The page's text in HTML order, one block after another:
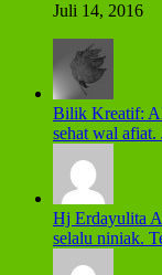
Juli 14, 2016
Bilik Kreatif:
sehat wal
Hj Erdayulita
selalu niniak.